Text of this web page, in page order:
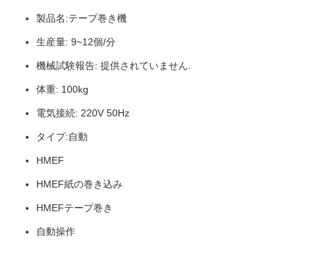
製品名:テープ巻き機
生産量: 9~12個/分
機械試験報告: 提供されていません.
体重: 100kg
電気接続: 220V 50Hz
タイプ:自動
HMEF
HMEF紙の巻き込み
HMEFテープ巻き
自動操作